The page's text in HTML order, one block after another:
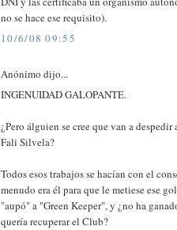
no se hace ese requisito).
10/6/08 09:55
Anónimo dijo...
INGENUIDAD GALOPANTE.
¿Pero álguien se cree que van a despedir
Fali Silvela?
Todos esos trabajos se hacían con el
menudo era él para que le metiese ese
"aupó" a "Green Keeper", y ¿no ha
quería recuperar el Club?